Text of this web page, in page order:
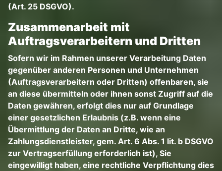
(Art. 25 DSGVO).
Zusammenarbeit mit
Auftragsverarbeitern und Dritten
Sofern wir im Rahmen unserer Verarbeitung Daten
gegenüber anderen Personen und Unternehmen
(Auftragsverarbeitern oder Dritten) offenbaren, sie
an diese übermitteln oder ihnen sonst Zugriff auf die
Daten gewähren, erfolgt dies nur auf Grundlage
einer gesetzlichen Erlaubnis (z.B. wenn eine
Übermittlung der Daten an Dritte, wie an
Zahlungsdienstleister, gem. Art. 6 Abs. 1 lit. b DSGVO
zur Vertragserfüllung erforderlich ist), Sie
eingewilligt haben, eine rechtliche Verpflichtung dies